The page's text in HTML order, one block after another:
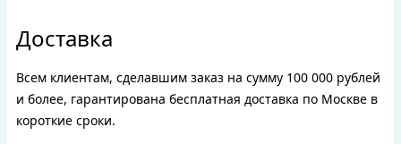
Доставка
Всем клиентам, сделавшим заказ на сумму 100 000 рублей
и более, гарантирована бесплатная доставка по Москве в
короткие сроки.